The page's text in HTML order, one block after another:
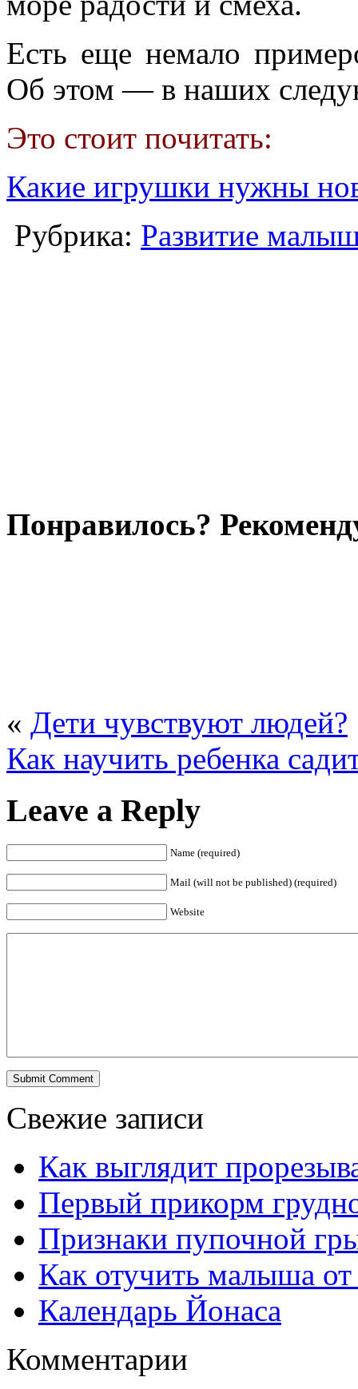
Есть еще немало
Об этом — в наших
Это стоит почитать:
Какие игрушки нужны
Рубрика: Развитие
Понравилось?
« Дети чувствуют людей?
Как научить ребенка
Leave a Reply
Name (required)
Mail (will not be published) (required)
Website
Свежие записи
Как выглядит
Первый прикорм
Признаки пупочной
Как отучить малыша от
Календарь Йонаса
Комментарии